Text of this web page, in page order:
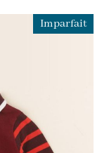
Imparfait